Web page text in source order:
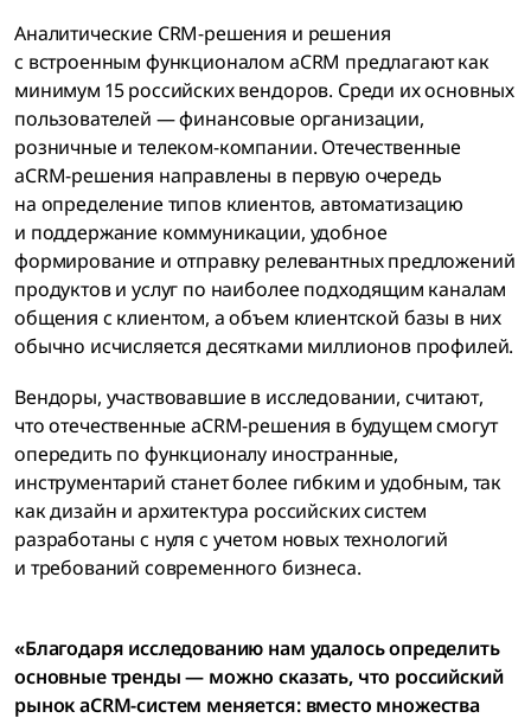
Аналитические CRM-решения и решения
с встроенным функционалом aCRM предлагают как
минимум 15 российских вендоров. Среди их основных
пользователей — финансовые организации,
розничные и телеком-компании. Отечественные
aCRM-решения направлены в первую очередь
на определение типов клиентов, автоматизацию
и поддержание коммуникации, удобное
формирование и отправку релевантных предложений
продуктов и услуг по наиболее подходящим каналам
общения с клиентом, а объем клиентской базы в них
обычно исчисляется десятками миллионов профилей.
Вендоры, участвовавшие в исследовании, считают,
что отечественные aCRM-решения в будущем смогут
опередить по функционалу иностранные,
инструментарий станет более гибким и удобным, так
как дизайн и архитектура российских систем
разработаны с нуля с учетом новых технологий
и требований современного бизнеса.
«Благодаря исследованию нам удалось определить
основные тренды — можно сказать, что российский
рынок аCRM-систем меняется: вместо множества